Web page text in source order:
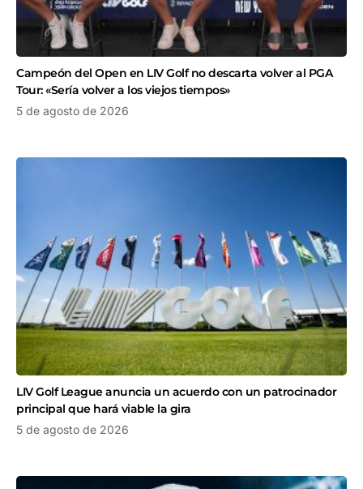
Campeón del Open en LIV Golf no descarta volver al PGA
Tour: «Sería volver a los viejos tiempos»
5 de agosto de 2026
LIV Golf League anuncia un acuerdo con un patrocinador
principal que hará viable la gira
5 de agosto de 2026